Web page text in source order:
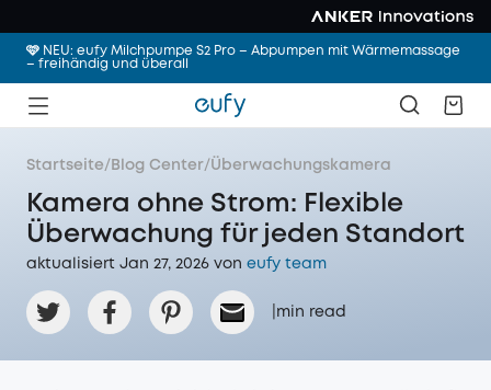
🩷 NEU: eufy Milchpumpe S2 Pro – Abpumpen mit Wärmemassage
– freihändig und überall
Startseite/ Blog Center/Überwachungskamera
Kamera ohne Strom: Flexible
Überwachung für jeden Standort
aktualisiert Jan 27, 2026 von eufy team
min read